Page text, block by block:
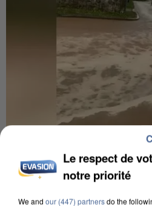
UNE TOURISTE DE L’OISE
COULÉE DE BOUE EN
Le respect de
notre priorité
We and our (447) partnersdo the